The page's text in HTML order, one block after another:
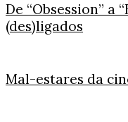
De “Obsession” a
(des)ligados
Mal-estares da